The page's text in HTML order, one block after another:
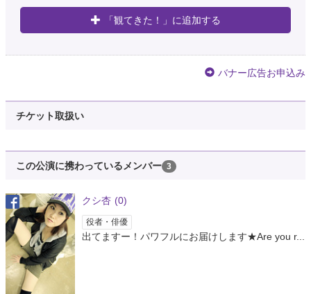
「観てきた！」に追加する
バナー広告お申込み
チケット取扱い
この公演に携わっているメンバー 3
クシ杏 (0)
役者・俳優
出てますー！パワフルにお届けします★Are you r...